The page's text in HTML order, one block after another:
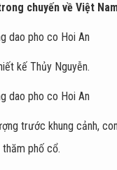
chuyến về Việt
kế Thủy Nguyễn.
trước khung cảnh,
phố cổ.